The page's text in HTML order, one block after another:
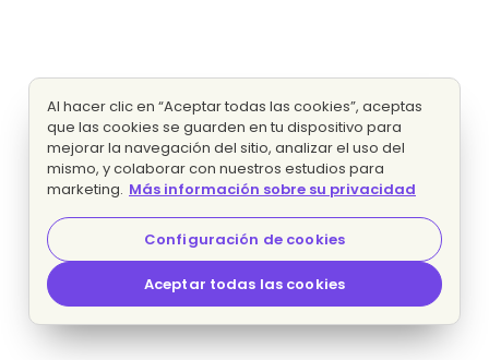
Al hacer clic en “Aceptar todas las cookies”, aceptas
que las cookies se guarden en tu dispositivo para
mejorar la navegación del sitio, analizar el uso del
mismo, y colaborar con nuestros estudios para
marketing. Más información sobre su privacidad
Configuración de cookies
Aceptar todas las cookies